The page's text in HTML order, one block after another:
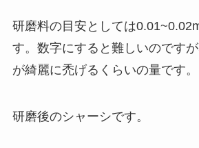
研磨料の目安としては
す。数字にすると難しいのです
が綺麗に禿げるくらいの量です。
研磨後のシャーシです。